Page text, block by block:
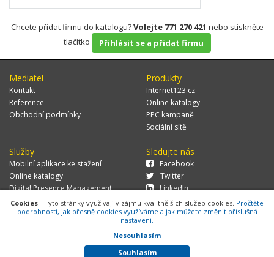
Chcete přidat firmu do katalogu?Volejte 771 270 421 nebo stiskněte
tlačítko
Přihlásit se a přidat firmu
Mediatel
Kontakt
Reference
Obchodní podmínky
Produkty
Internet123.cz
Online katalogy
PPC kampaně
Sociální sítě
Služby
Mobilní aplikace ke stažení
Online katalogy
Digital Presence Management
Více zákazníků
Sledujte nás
Facebook
Twitter
LinkedIn
© 2026 MEDIATEL CZ, s.r.o.,Za Potokem 46/4, 106 00 Praha 10, tel.:
+420 771 270 421, verze 1.29.0.143,
Cookies
Cookies - Tyto stránky využívají v zájmu kvalitnějších služeb cookies. Pročtěte
podrobnosti, jak přesně cookies využíváme a jak můžete změnit příslušná
nastavení.
Nesouhlasím
Souhlasím